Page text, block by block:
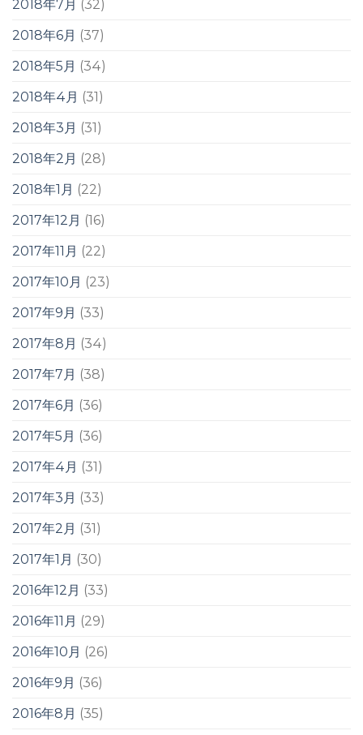
2018年7月 (32)
2018年6月 (37)
2018年5月 (34)
2018年4月 (31)
2018年3月 (31)
2018年2月 (28)
2018年1月 (22)
2017年12月 (16)
2017年11月 (22)
2017年10月 (23)
2017年9月 (33)
2017年8月 (34)
2017年7月 (38)
2017年6月 (36)
2017年5月 (36)
2017年4月 (31)
2017年3月 (33)
2017年2月 (31)
2017年1月 (30)
2016年12月 (33)
2016年11月 (29)
2016年10月 (26)
2016年9月 (36)
2016年8月 (35)